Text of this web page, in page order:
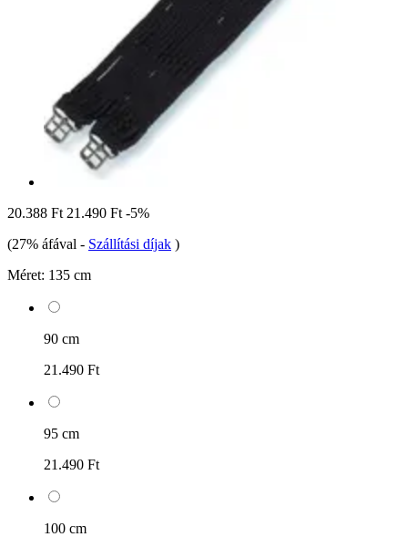
20.388 Ft 21.490 Ft -5%
(27% áfával - Szállítási díjak )
Méret: 135 cm
90 cm
21.490 Ft
95 cm
21.490 Ft
100 cm